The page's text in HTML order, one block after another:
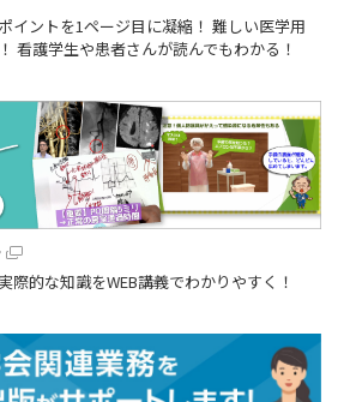
イントを1ページ目に凝縮！ 難しい医学用
看護学生や患者さんが読んでもわかる！
際的な知識をWEB講義でわかりやすく！